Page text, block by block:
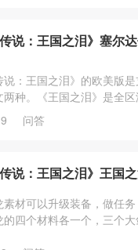
传说：王国之泪》塞尔
说：王国之泪》的欧美版
种。《王国之泪》是全
一样的，任意版本都支持中
问答
传说：王国之泪》王国
素材可以升级装备，做任
的四个材料各一个，三个